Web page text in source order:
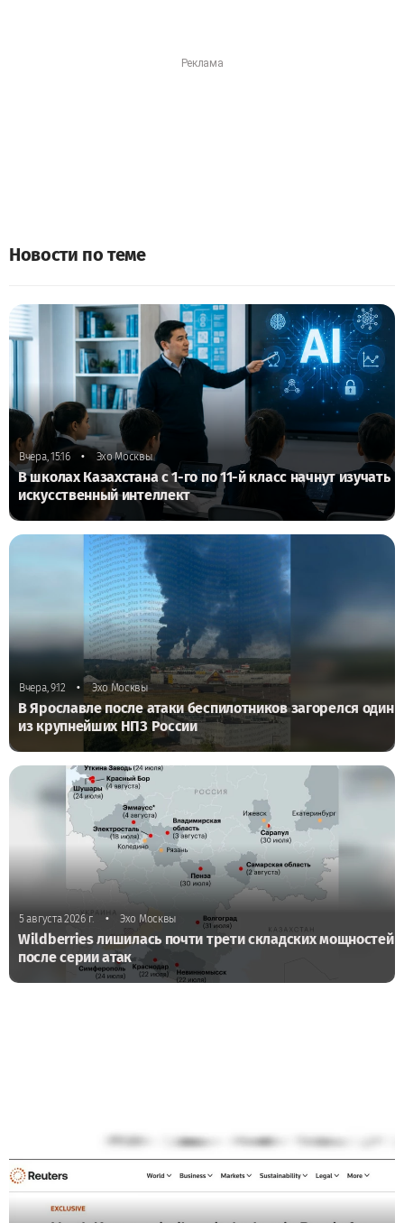
Новости по теме
Вчера, 15:16 • Эхо Москвы
В школах Казахстана с 1-го по 11-й класс начнут изучать
искусственный интеллект
Вчера, 9:12 • Эхо Москвы
В Ярославле после атаки беспилотников загорелся один
из крупнейших НПЗ России
5 августа 2026 г. • Эхо Москвы
Wildberries лишилась почти трети складских мощностей
после серии атак